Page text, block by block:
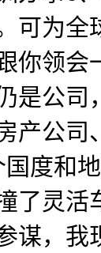
可为
你领
是公司
产公司
度和
了灵
谋，